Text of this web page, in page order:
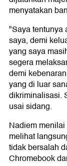
menyatakan
"Saya tentunya
saya, demi
yang saya
segera
demi
yang di luar
dikriminalisasi.
usai sidang.
Nadiem
melihat
tidak bersalah
Chromebook